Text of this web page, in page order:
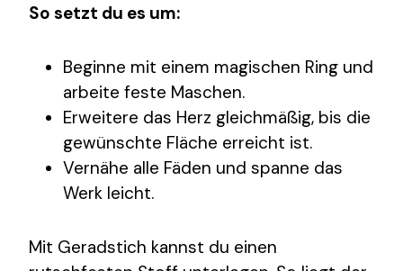
So setzt du es um:
Beginne mit einem magischen Ring und
arbeite feste Maschen.
Erweitere das Herz gleichmäßig, bis die
gewünschte Fläche erreicht ist.
Vernähe alle Fäden und spanne das
Werk leicht.
Mit Geradstich kannst du einen